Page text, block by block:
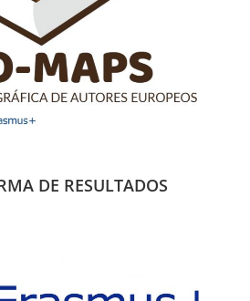
DE RESULTADOS